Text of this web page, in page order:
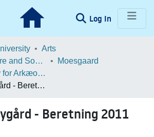
Log In (current)
Arts
School of Culture and Society
Moesgaard
Beretningsarkiv for Arkæologiske Undersøgelser
HAM 1102 Nygård - Beretning 2011
- Beretning 2011